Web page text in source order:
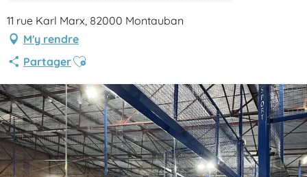
11 rue Karl Marx, 82000 Montauban
M'y rendre
PartagerAjouter aux favoris